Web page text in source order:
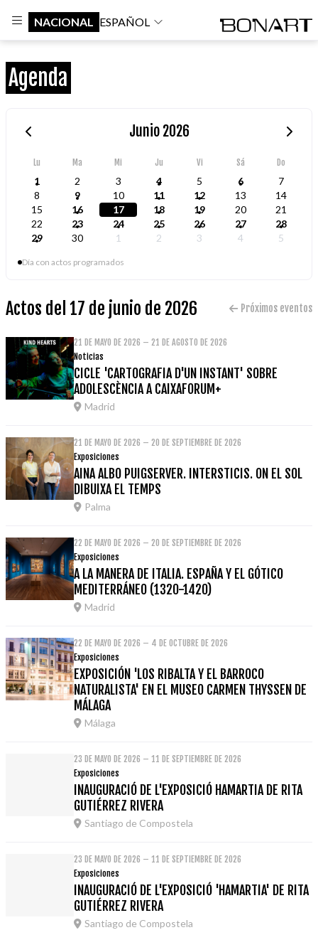
NACIONAL ESPAÑOL
Agenda
Junio 2026
Lu Ma Mi Ju Vi Sá Do
1 2 3 4 5 6
7
8
9 10 11 12 13
14
15
16 17 18 19 20
21
22
23 24 25 26 27
28
29
30 1 2 3 4 5
Día con actos programados
Actos del 17 de junio de 2026 Próximos eventos
21 DE MAYO DE 2026 – 21 DE AGOSTO DE 2026
Noticias
CICLE 'CARTOGRAFIA D'UN INSTANT' SOBRE
ADOLESCÈNCIA A CAIXAFORUM+
Madrid
21 DE MAYO DE 2026 – 20 DE SEPTIEMBRE DE 2026
Exposiciones
AINA ALBO PUIGSERVER. INTERSTICIS. ON EL SOL
DIBUIXA EL TEMPS
Palma
22 DE MAYO DE 2026 – 20 DE SEPTIEMBRE DE 2026
Exposiciones
A LA MANERA DE ITALIA. ESPAÑA Y EL GÓTICO
MEDITERRÁNEO (1320-1420)
Madrid
22 DE MAYO DE 2026 – 4 DE OCTUBRE DE 2026
Exposiciones
EXPOSICIÓN 'LOS RIBALTA Y EL BARROCO
NATURALISTA' EN EL MUSEO CARMEN THYSSEN DE
MÁLAGA
Málaga
23 DE MAYO DE 2026 – 11 DE SEPTIEMBRE DE 2026
Exposiciones
INAUGURACIÓ DE L'EXPOSICIÓ HAMARTIA DE RITA
GUTIÉRREZ RIVERA
Santiago de Compostela
23 DE MAYO DE 2026 – 11 DE SEPTIEMBRE DE 2026
Exposiciones
INAUGURACIÓ DE L'EXPOSICIÓ 'HAMARTIA' DE RITA
GUTIÉRREZ RIVERA
Santiago de Compostela